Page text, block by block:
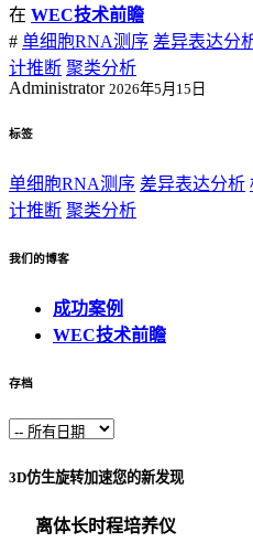
在 WEC技术前瞻
# 单细胞RNA测序 差异表达分
计推断 聚类分析
Administrator 2026年5月15日
标签
单细胞RNA测序 差异表达分析
计推断 聚类分析
我们的博客
成功案例
WEC技术前瞻
存档
3D仿生旋转加速您的新发现
离体长时程培养仪